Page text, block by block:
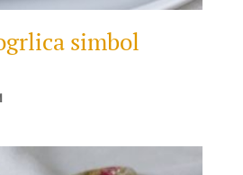
simbol
Current
25.00 KM.